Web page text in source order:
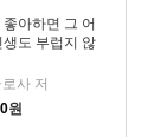
좋아하면 그 어
생도 부럽지 않
사 저
원